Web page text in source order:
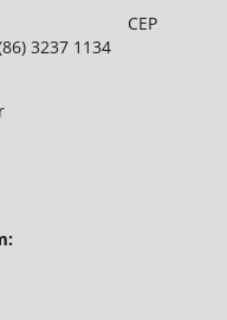
3237 1134